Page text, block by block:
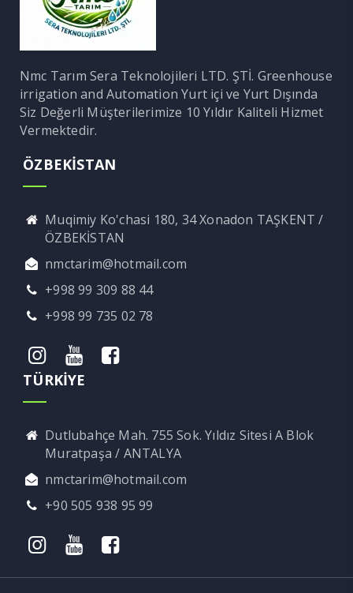
Nmc Tarım Sera Teknolojileri LTD. ŞTİ. Greenhouse
irrigation and Automation Yurt içi ve Yurt Dışında
Siz Değerli Müşterilerimize 10 Yıldır Kaliteli Hizmet
Vermektedir.
ÖZBEKİSTAN
Muqimiy Ko'chasi 180, 34 Xonadon TAŞKENT /
ÖZBEKİSTAN
nmctarim@hotmail.com
+998 99 309 88 44
+998 99 735 02 78
TÜRKİYE
Dutlubahçe Mah. 755 Sok. Yıldız Sitesi A Blok
Muratpaşa / ANTALYA
nmctarim@hotmail.com
+90 505 938 95 99